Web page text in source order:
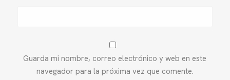
Guarda mi nombre, correo electrónico y web en este
navegador para la próxima vez que comente.